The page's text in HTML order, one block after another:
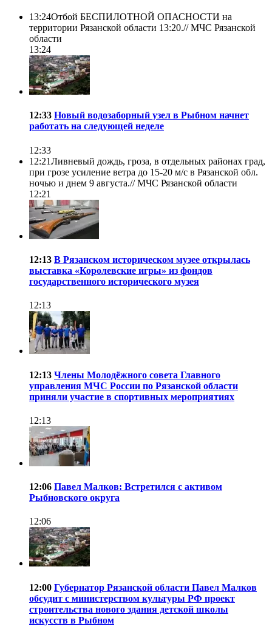
13:24Отбой БЕСПИЛОТНОЙ ОПАСНОСТИ на
территории Рязанской области 13:20.//МЧС Рязанской
области
13:24
12:33 Новый водозаборный узел в Рыбном начнет
работать на следующей неделе
12:33
12:21Ливневый дождь, гроза, в отдельных районах град,
при грозе усиление ветра до 15-20 м/с в Рязанской обл.
ночью и днем 9 августа.//МЧС Рязанской области
12:21
12:13 В Рязанском историческом музее открылась
выставка «Королевские игры» из фондов
государственного исторического музея
12:13
12:13 Члены Молодёжного совета Главного
управления МЧС России по Рязанской области
приняли участие в спортивных мероприятиях
12:13
12:06 Павел Малков: Встретился с активом
Рыбновского округа
12:06
12:00 Губернатор Рязанской области Павел Малков
обсудит с министерством культуры РФ проект
строительства нового здания детской школы
искусств в Рыбном